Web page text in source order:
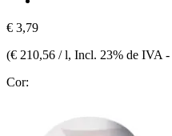
€ 3,79
(€ 210,56 / l, Incl. 23% de IVA -
Cor: